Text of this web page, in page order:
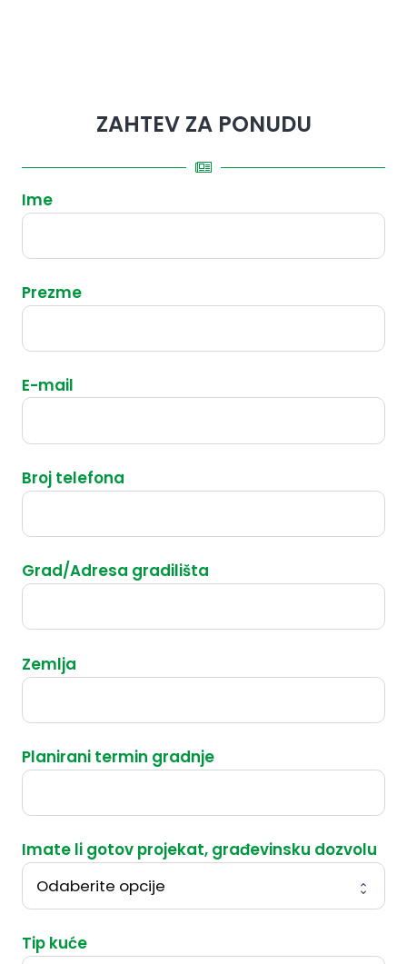
ZAHTEV ZA PONUDU
Ime
Prezme
E-mail
Broj telefona
Grad/Adresa gradilišta
Zemlja
Planirani termin gradnje
Imate li gotov projekat, građevinsku dozvolu
Tip kuće